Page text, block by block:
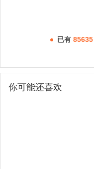
已有 85635
你可能还喜欢